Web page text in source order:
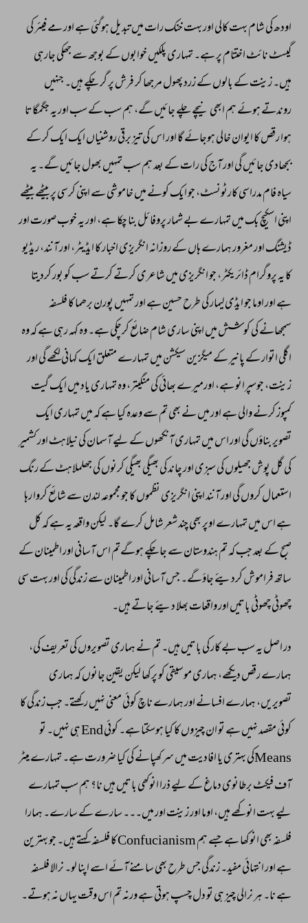
اودھ کی شام بہت کالی اور بہت خنک رات میں تبدیل ہوگئی ہے اور مے فیئر کی
گیسٹ نائٹ اختتام پر ہے۔ تمہاری پلکیں خوابوں کے بوجھ سے جھکی جارہی
ہیں۔ زینت کے بالوں کے زرد پھول مرجھا کر فرش پر گر چکے ہیں۔ جنہیں
روندتے ہوئے ہم ابھی نیچے چلے جائیں گے، ہم سب کے سب اور یہ جگمگاتا
ہوا رقص کا ایوان خالی ہوجائے گا اور اس کی تیز برقی روشنیاں ایک ایک کر کے
بجھادی جائیں گی اور آج کی رات کے بعد ہم سب تمہیں بھول جائیں گے۔ یہ
سیاہ فام مدراسی کارٹونسٹ، جو ایک کونے میں خاموشی سے اپنی کرسی پر بیٹھے بیٹھے
اپنی اسکیچ بک میں تمہارے بے شمار پروفائل بنا چکا ہے، اور یہ خوب صورت اور
ڈیشنگ اور مغرور ہمارے ہاں کے روزانہ انگریزی اخبار کا ایڈیٹر، اور آنند، ریڈیو
کا یہ پروگرام ڈائریکٹر، جو انگریزی میں شاعری کرتے کرتے سب کو بور کردیتا
ہے اور اوما جو ایڈی لیمار کی طرح حسین ہے اور تمہیں پورن برھما کا فلسفہ
سمجھانے کی کوشش میں اپنی ساری شام ضائع کرچکی ہے۔ وہ کہہ رہی ہے کہ وہ
اگلی اتوار کے پانیر کے میگزین سیکشن میں تمہارے متعلق ایک کہانی لکھے گی اور
زینت، جوسپرانو ہے، اورمیرے بھائی کی منگیتر، وہ تمہاری یاد میں ایک گیت
کمپوز کرنے والی ہے اور میں نے بھی تم سے وعدہ کیا ہے کہ میں تمہاری ایک
تصویر بناؤں گی اور اس میں تمہاری آنکھوں کے لیے آسمان کی نیلاہٹ اور کشمیر
کی گل پوش جھیلوں کی سبزی اور چاند کی بھیگی بھیگی کرنوں کی جھلملاہٹ کے رنگ
استعمال کروں گی اور آنند اپنی انگریزی نظموں کا جو مجموعہ لندن سے شائع کروا رہا
ہے اس میں تمہارے اوپر بھی چند شعر شامل کرے گا۔ لیکن واقعہ یہ ہے کہ کل
صبح کے بعد جب کہ تم ہندوستان سے جاچکے ہوگےتم اس آسانی اور اطمینان کے
ساتھ فراموش کردیئے جاؤگے۔ جس آسانی اور اطمینان سے زندگی کی اور بہت سی
چھوٹی چھوٹی باتیں اور واقعات بھلا دیئے جاتے ہیں۔
در اصل یہ سب بے کار کی باتیں ہیں۔ تم نے ہماری تصویروں کی تعریف کی،
ہمارے رقص دیکھے، ہماری موسیقی کو پرکھا لیکن یقین جانوں کہ ہماری
تصویریں، ہمارے افسانے اور ہمارے ناچ کوئی معنی نہیں رکھتے۔ جب زندگی کا
کوئی مقصد نہیں ہے تو ان چیزوں کا کیا ہوسکتا ہے۔ کوئی End ہی نہیں۔ تو
Meansکی بہتری یا افادیت میں سر کھپانے کی کیا ضرورت ہے۔ تمہارے میٹر
آف فیکٹ برطانوی دماغ کے لیے ذرا انوکھی باتیں ہیں نا؟ ہم سب تمہارے
لیے بہت انوکھے ہیں، اوما اور زینت اور میں۔۔۔ سارے کے سارے۔ ہمارا
فلسفہ بھی انوکھا ہے جسے ہم Confucianism کا فلسفہ کہتے ہیں۔ جو بہترین
ہے اور انتہائی مفید۔ زندگی جس طرح بھی سامنے آئے اسے اپنا لو۔ نرالا فلسفہ
ہے نا۔ ہر نرالی چیز ہی تو دل چسپ ہوتی ہے ورنہ تم اس وقت یہاں نہ ہوتے۔